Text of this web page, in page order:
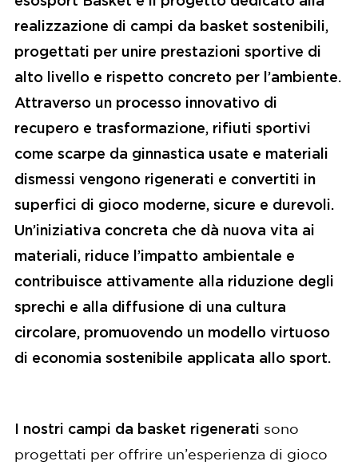
realizzazione di campi da basket sostenibili
progettati per unire prestazioni sportive di
alto livello e rispetto concreto per l’ambiente
Attraverso un processo innovativo di
recupero e trasformazione, rifiuti sportivi
come scarpe da ginnastica usate e materiali
dismessi vengono rigenerati e convertiti in
superfici di gioco moderne, sicure e durevoli
Un’iniziativa concreta che dà nuova vita ai
materiali, riduce l’impatto ambientale e
contribuisce attivamente alla riduzione degli
sprechi e alla diffusione di una cultura
circolare , promuovendo un modello virtuoso
di economia sostenibile applicata allo sport.
I nostri campi da basket rigenerati sono
progettati per offrire un’esperienza di gioco